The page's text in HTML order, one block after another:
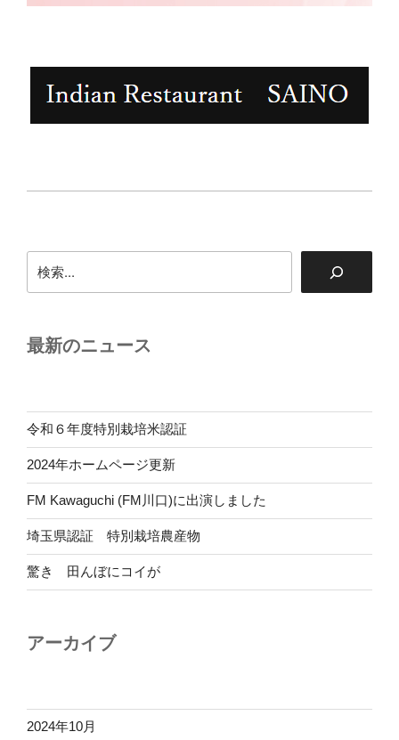
最新のニュース
令和６年度特別栽培米認証
2024年ホームページ更新
FM Kawaguchi (FM川口)に出演しました
埼玉県認証 特別栽培農産物
驚き 田んぼにコイが
アーカイブ
2024年10月